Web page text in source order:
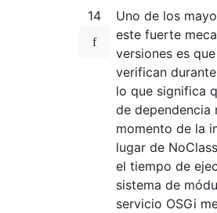
14
Uno de los
este fuerte
versiones es
verifican
lo que significa
de dependencia
momento de la
lugar de
el tiempo de
sistema de
servicio OSGi